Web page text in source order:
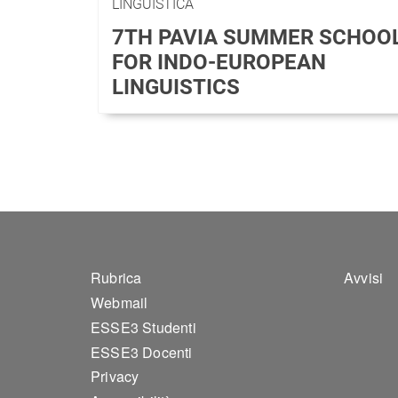
LINGUISTICA
7TH PAVIA SUMMER
FOR INDO-EUROPEAN
LINGUISTICS
Footer 1
Rubrica
Webmail
ESSE3 Studenti
ESSE3 Docenti
Privacy
Avvisi